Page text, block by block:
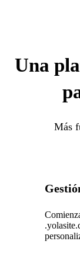
Una
Más